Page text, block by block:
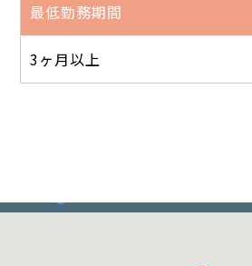
最低勤務期間
3ヶ月以上